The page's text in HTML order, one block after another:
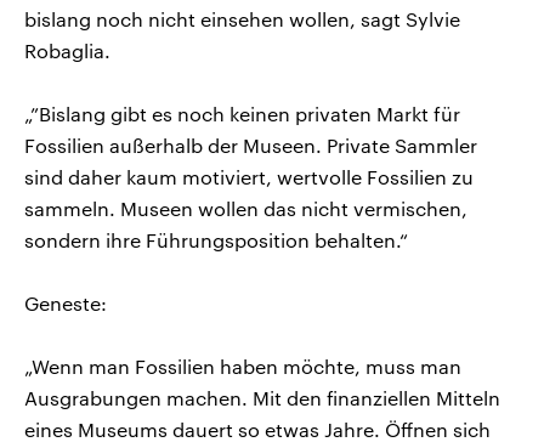
bislang noch nicht einsehen wollen, sagt Sylvie
Robaglia.
„”Bislang gibt es noch keinen privaten Markt für
Fossilien außerhalb der Museen. Private Sammler
sind daher kaum motiviert, wertvolle Fossilien zu
sammeln. Museen wollen das nicht vermischen,
sondern ihre Führungsposition behalten.“
Geneste:
„Wenn man Fossilien haben möchte, muss man
Ausgrabungen machen. Mit den finanziellen Mitteln
eines Museums dauert so etwas Jahre. Öffnen sich